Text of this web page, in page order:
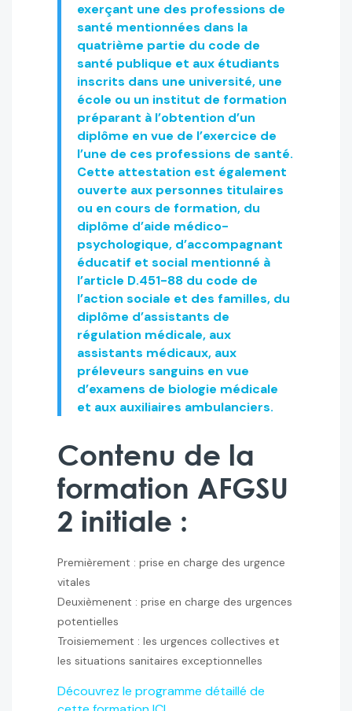
exerçant une des professions de
santé mentionnées dans la
quatrième partie du code de
santé publique et aux étudiants
inscrits dans une université, une
école ou un institut de formation
préparant à l’obtention d’un
diplôme en vue de l’exercice de
l’une de ces professions de santé.
Cette attestation est également
ouverte aux personnes titulaires
ou en cours de formation, du
diplôme d’aide médico-
psychologique, d’accompagnant
éducatif et social mentionné à
l’article D.451-88 du code de
l’action sociale et des familles, du
diplôme d’assistants de
régulation médicale, aux
assistants médicaux, aux
préleveurs sanguins en vue
d’examens de biologie médicale
et aux auxiliaires ambulanciers.
Contenu de la
formation AFGSU
2 initiale :
Premièrement : prise en charge des urgence
vitales
Deuxièmenent : prise en charge des urgences
potentielles
Troisiemement : les urgences collectives et
les situations sanitaires exceptionnelles
Découvrez le programme détaillé de